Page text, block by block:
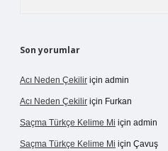
Son yorumlar
Acı Neden Çekilir için admin
Acı Neden Çekilir için Furkan
Saçma Türkçe Kelime Mi için admin
Saçma Türkçe Kelime Mi için Çavuş